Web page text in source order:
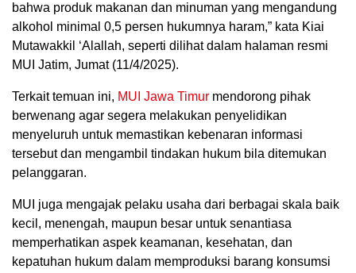
bahwa produk makanan dan minuman yang mengandung
alkohol minimal 0,5 persen hukumnya haram,” kata Kiai
Mutawakkil ‘Alallah, seperti dilihat dalam halaman resmi
MUI Jatim, Jumat (11/4/2025).
Terkait temuan ini, MUI Jawa Timur mendorong pihak
berwenang agar segera melakukan penyelidikan
menyeluruh untuk memastikan kebenaran informasi
tersebut dan mengambil tindakan hukum bila ditemukan
pelanggaran.
MUI juga mengajak pelaku usaha dari berbagai skala baik
kecil, menengah, maupun besar untuk senantiasa
memperhatikan aspek keamanan, kesehatan, dan
kepatuhan hukum dalam memproduksi barang konsumsi